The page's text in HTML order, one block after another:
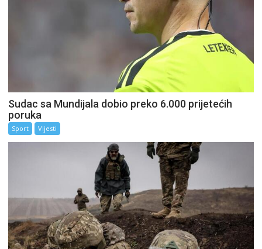
Sudac sa Mundijala dobio preko 6.000 prijetećih
poruka
Sport Vijesti